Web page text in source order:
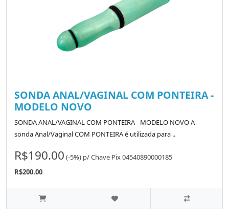
SONDA ANAL/VAGINAL COM PONTEIRA -
MODELO NOVO
SONDA ANAL/VAGINAL COM PONTEIRA - MODELO NOVO A
sonda Anal/Vaginal COM PONTEIRA é utilizada para ..
R$190.00 (-5%) p/Chave Pix 04540890000185
R$200.00